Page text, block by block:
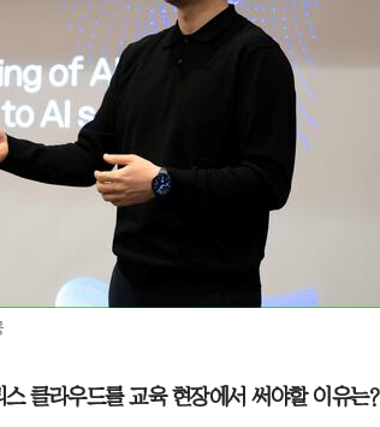
클라우드를 교육 현장에서 써야할 이유는?